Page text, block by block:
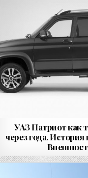
УАЗ Патриот как
через года. История